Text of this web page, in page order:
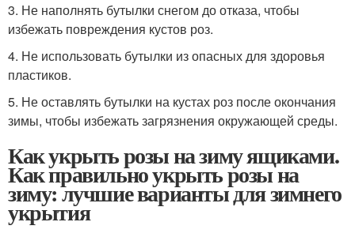
3. Не наполнять бутылки снегом до отказа, чтобы
избежать повреждения кустов роз.
4. Не использовать бутылки из опасных для здоровья
пластиков.
5. Не оставлять бутылки на кустах роз после окончания
зимы, чтобы избежать загрязнения окружающей среды.
Как укрыть розы на зиму ящиками.
Как правильно укрыть розы на
зиму: лучшие варианты для зимнего
укрытия